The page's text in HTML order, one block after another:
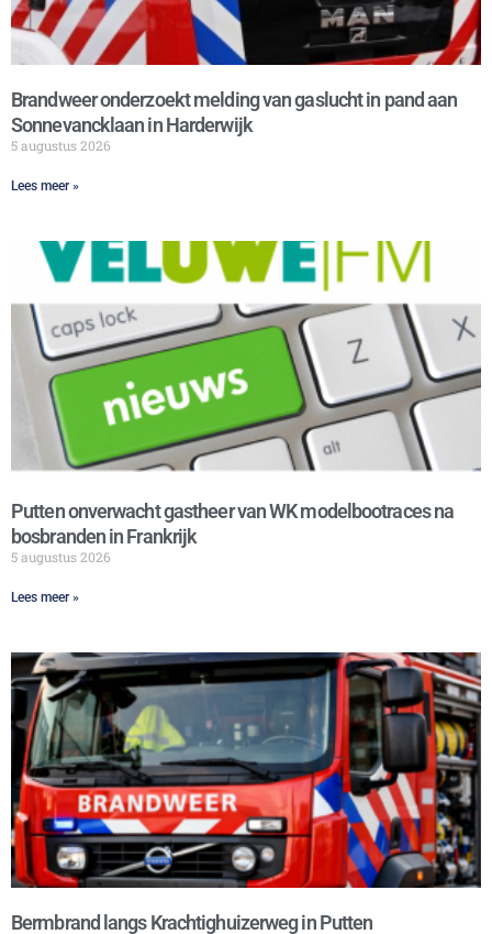
Brandweer onderzoekt melding van gaslucht in pand aan
Sonnevancklaan in Harderwijk
5 augustus 2026
Lees meer »
Putten onverwacht gastheer van WK modelbootraces na
bosbranden in Frankrijk
5 augustus 2026
Lees meer »
Bermbrand langs Krachtighuizerweg in Putten